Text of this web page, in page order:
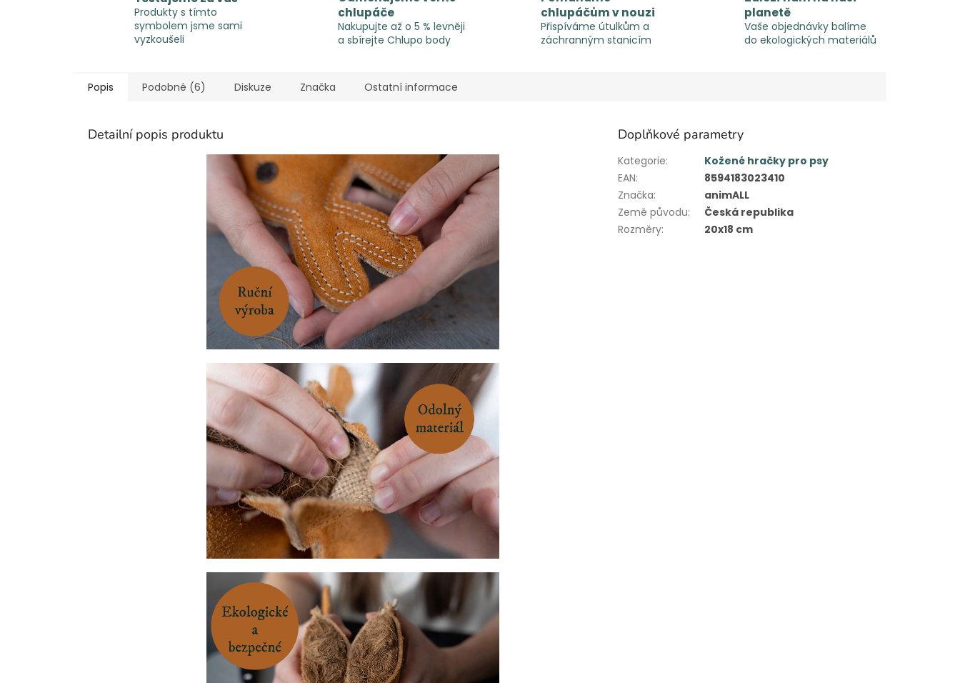
Produkty s tímto
symbolem jsme sami
vyzkoušeli
chlupáče
Nakupujte až o 5 % levněji
a sbírejte Chlupo body
chlupáčům v nouzi
Přispíváme útulkům a
záchranným stanicím
planetě
Vaše objednávky balíme
do ekologických materiálů
Popis Podobné (6) Diskuze Značka Ostatní informace
Detailní popis produktu Doplňkové parametry
Kategorie:
Kožené hračky pro psy
EAN:
8594183023410
Značka:
animALL
Země původu:
Česká republika
Rozměry: 20x18 cm